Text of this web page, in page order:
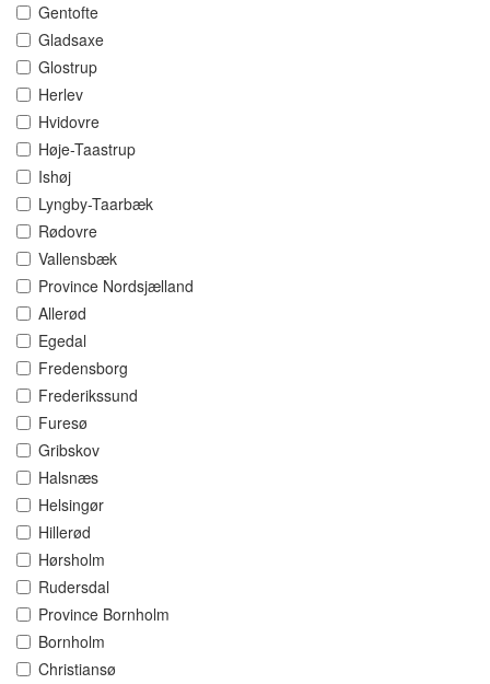
Gentofte
Gladsaxe
Glostrup
Herlev
Hvidovre
Høje-Taastrup
Ishøj
Lyngby-Taarbæk
Rødovre
Vallensbæk
Province Nordsjælland
Allerød
Egedal
Fredensborg
Frederikssund
Furesø
Gribskov
Halsnæs
Helsingør
Hillerød
Hørsholm
Rudersdal
Province Bornholm
Bornholm
Christiansø